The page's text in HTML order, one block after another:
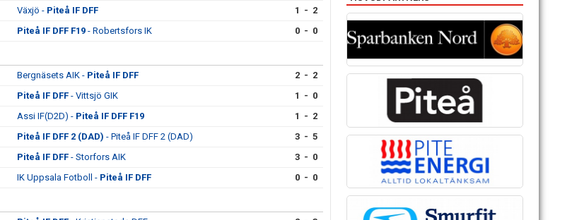
Växjö - Piteå IF DFF
1 - 2
Piteå IF DFF F19 - Robertsfors IK 0 - 0
Bergnäsets AIK - Piteå IF DFF
2 - 2
Piteå IF DFF - Vittsjö GIK
1 - 0
Assi IF(D2D) - Piteå IF DFF F19
1 - 2
Piteå IF DFF 2 (DAD) - Piteå IF DFF 2 (DAD)
3 - 5
Piteå IF DFF - Storfors AIK
3 - 0
IK Uppsala Fotboll - Piteå IF DFF 0 - 0